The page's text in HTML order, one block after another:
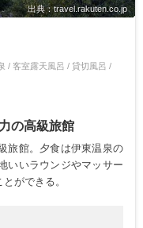
出典：travel.rakuten.co.jp
/ 客室露天風呂 / 貸切風呂 /
の高級旅館
旅館。夕食は伊東温泉の
いいラウンジやマッサー
ができる。